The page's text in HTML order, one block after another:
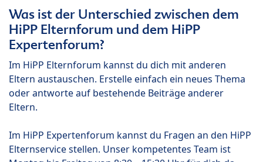
Was ist der Unterschied zwischen dem
HiPP Elternforum und dem HiPP
Expertenforum?
Im HiPP Elternforum kannst du dich mit anderen
Eltern austauschen. Erstelle einfach ein neues Thema
oder antworte auf bestehende Beiträge anderer
Eltern.
Im HiPP Expertenforum kannst du Fragen an den HiPP
Elternservice stellen. Unser kompetentes Team ist